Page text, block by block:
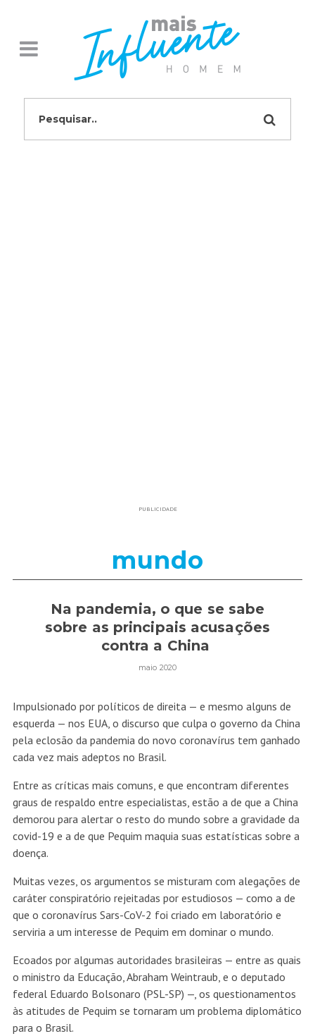
PUBLICIDADE
mundo
Na pandemia, o que se sabe
sobre as principais acusações
contra a China
maio 2020
Impulsionado por políticos de direita — e mesmo alguns de
esquerda — nos EUA, o discurso que culpa o governo da China
pela eclosão da pandemia do novo coronavírus tem ganhado
cada vez mais adeptos no Brasil.
Entre as críticas mais comuns, e que encontram diferentes
graus de respaldo entre especialistas, estão a de que a China
demorou para alertar o resto do mundo sobre a gravidade da
covid-19 e a de que Pequim maquia suas estatísticas sobre a
doença.
Muitas vezes, os argumentos se misturam com alegações de
caráter conspiratório rejeitadas por estudiosos — como a de
que o coronavírus Sars-CoV-2 foi criado em laboratório e
serviria a um interesse de Pequim em dominar o mundo.
Ecoados por algumas autoridades brasileiras — entre as quais
o ministro da Educação, Abraham Weintraub, e o deputado
federal Eduardo Bolsonaro (PSL-SP) —, os questionamentos
às atitudes de Pequim se tornaram um problema diplomático
para o Brasil.